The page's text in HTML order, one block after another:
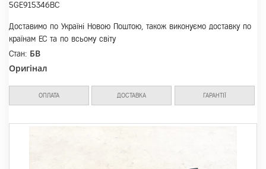
5GE915346BC
Доставимо по Україні Новою Поштою, також виконуємо доставку по
країнам ЕС та по всьому світу
Стан: БВ
Оригінал
ОПЛАТА ДОСТАВКА ГАРАНТІЇ